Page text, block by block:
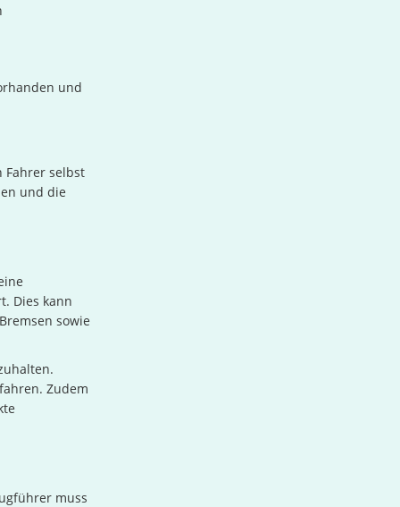
und
Fahrer selbst
und die
Dies kann
sowie
Zudem
muss